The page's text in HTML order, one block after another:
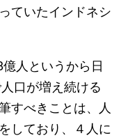
ていたインドネシ
人というから日
口が増え続ける
すべきことは、人
しており、４人に